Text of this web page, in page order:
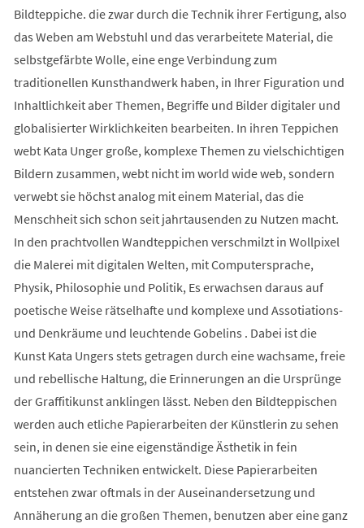
Bildteppiche. die zwar durch die Technik ihrer Fertigung, also
das Weben am Webstuhl und das verarbeitete Material, die
selbstgefärbte Wolle, eine enge Verbindung zum
traditionellen Kunsthandwerk haben, in Ihrer Figuration und
Inhaltlichkeit aber Themen, Begriffe und Bilder digitaler und
globalisierter Wirklichkeiten bearbeiten. In ihren Teppichen
webt Kata Unger große, komplexe Themen zu vielschichtigen
Bildern zusammen, webt nicht im world wide web, sondern
verwebt sie höchst analog mit einem Material, das die
Menschheit sich schon seit jahrtausenden zu Nutzen macht.
In den prachtvollen Wandteppichen verschmilzt in Wollpixel
die Malerei mit digitalen Welten, mit Computersprache,
Physik, Philosophie und Politik, Es erwachsen daraus auf
poetische Weise rätselhafte und komplexe und Assotiations-
und Denkräume und leuchtende Gobelins . Dabei ist die
Kunst Kata Ungers stets getragen durch eine wachsame, freie
und rebellische Haltung, die Erinnerungen an die Ursprünge
der Graffitikunst anklingen lässt. Neben den Bildteppischen
werden auch etliche Papierarbeiten der Künstlerin zu sehen
sein, in denen sie eine eigenständige Ästhetik in fein
nuancierten Techniken entwickelt. Diese Papierarbeiten
entstehen zwar oftmals in der Auseinandersetzung und
Annäherung an die großen Themen, benutzen aber eine ganz